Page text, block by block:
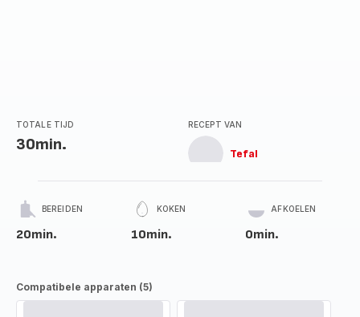
TOTALE TIJD
30min.
RECEPT VAN
Tefal
BEREIDEN
20min.
KOKEN
10min.
AFKOELEN
0min.
Compatibele apparaten (5)